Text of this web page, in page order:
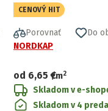
CENOVÝ HIT
Porovnať
Do
NORDKAP
od 6,65 €
/m2
Skladom v e-
Skladom v 4